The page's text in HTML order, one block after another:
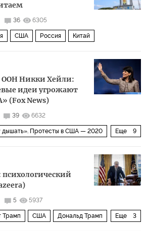
36 6305
США Россия Китай
ООН Никки Хейли:
идеи угрожают
(Fox News)
39 6632
Еще 9
дышать». Протесты в США — 2020
5 5937
Еще 3
Трамп США Дональд Трамп